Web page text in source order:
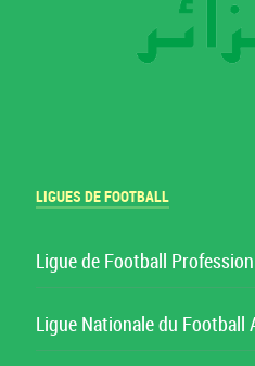
LIGUES DE FOOTBALL
Ligue de Football
Ligue Nationale du Football